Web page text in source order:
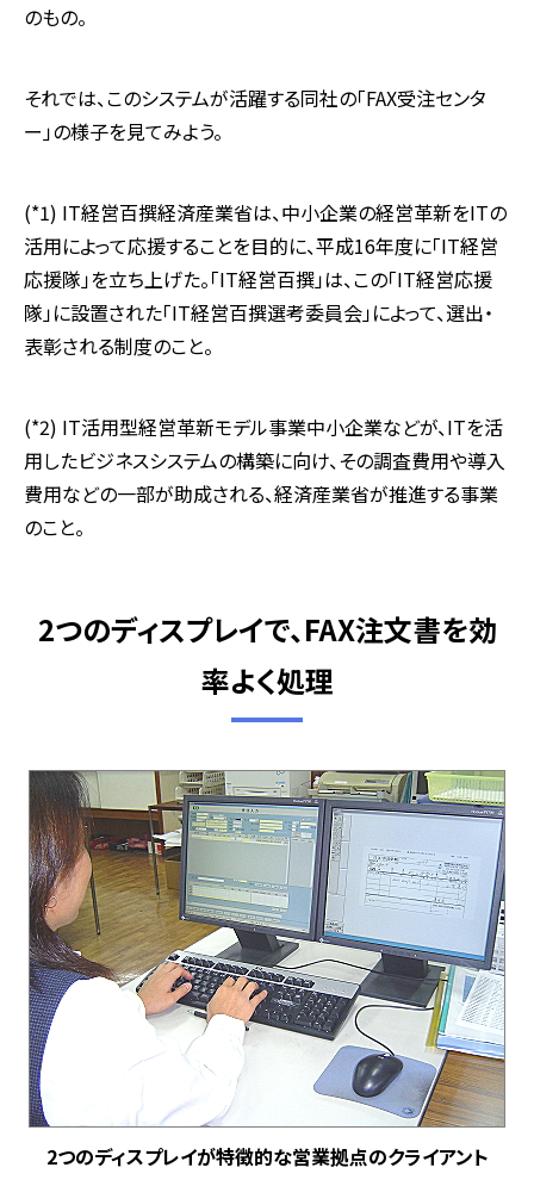
のもの。
それでは、このシステムが活躍する同社の「FAX受注センタ
ー」の様子を見てみよう。
(*1) IT経営百撰経済産業省は、中小企業の経営革新をITの
活用によって応援することを目的に、平成16年度に「IT経営
応援隊」を立ち上げた。「IT経営百撰」は、この「IT経営応援
隊」に設置された「IT経営百撰選考委員会」によって、選出・
表彰される制度のこと。
(*2) IT活用型経営革新モデル事業中小企業などが、ITを活
用したビジネスシステムの構築に向け、その調査費用や導入
費用などの一部が助成される、経済産業省が推進する事業
のこと。
2つのディスプレイで、FAX注文書を効
率よく処理
2つのディスプレイが特徴的な営業拠点のクライアント